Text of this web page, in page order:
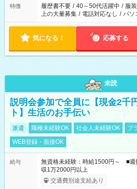
合は応募できません。
特徴 履歴書不要 / 40～50代活躍中 / 服
上の大量募集 / 電話対応なし / パソ
気になる！ 応募する
未読
説明会参加で全員に【現金2千
ト】生活のお手伝い
派遣 職種未経験OK 社会人未経験OK
ブ
WEB登録・面接OK
給与
無資格未経験：時給1500円～ ■
収1万2000円以上
交通費別途支給あり